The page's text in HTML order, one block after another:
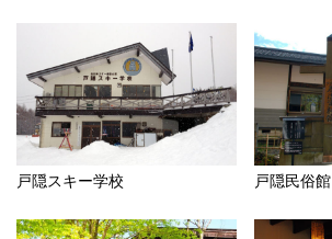
戸隠スキー学校 戸隠民俗館